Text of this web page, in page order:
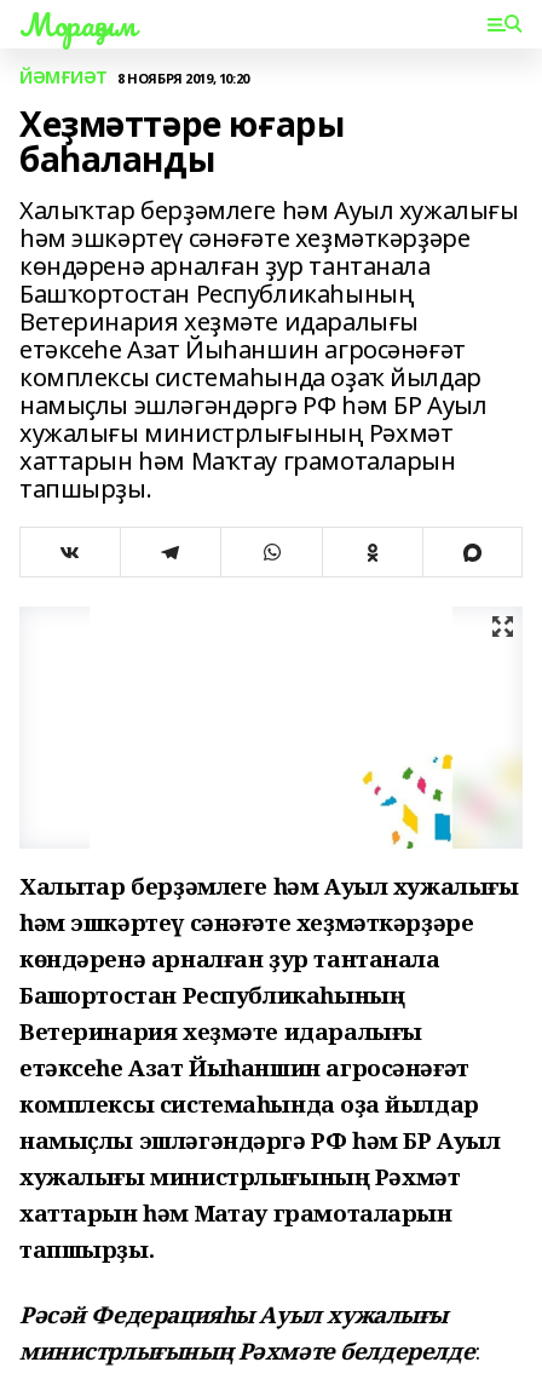
Мораҙым
ЙӘМҒИӘТ 8 НОЯБРЯ 2019, 10:20
Хеҙмәттәре юғары
баһаланды
Халыҡтар берҙәмлеге һәм Ауыл хужалығы
һәм эшкәртеү сәнәғәте хеҙмәткәрҙәре
көндәренә арналған ҙур тантанала
Башҡортостан Республикаһының
Ветеринария хеҙмәте идаралығы
етәксеһе Азат Йыһаншин агросәнәғәт
комплексы системаһында оҙаҡ йылдар
намыҫлы эшләгәндәргә РФ һәм БР Ауыл
хужалығы министрлығының Рәхмәт
хаттарын һәм Маҡтау грамоталарын
тапшырҙы.
Халыҡтар берҙәмлеге һәм Ауыл хужалығы
һәм эшкәртеү сәнәғәте хеҙмәткәрҙәре
көндәренә арналған ҙур тантанала
Башҡортостан Республикаһының
Ветеринария хеҙмәте идаралығы
етәксеһе Азат Йыһаншин агросәнәғәт
комплексы системаһында оҙаҡ йылдар
намыҫлы эшләгәндәргә РФ һәм БР Ауыл
хужалығы министрлығының Рәхмәт
хаттарын һәм Маҡтау грамоталарын
тапшырҙы.
Рәсәй Федерацияһы Ауыл хужалығы
министрлығының Рәхмәте белдерелде: